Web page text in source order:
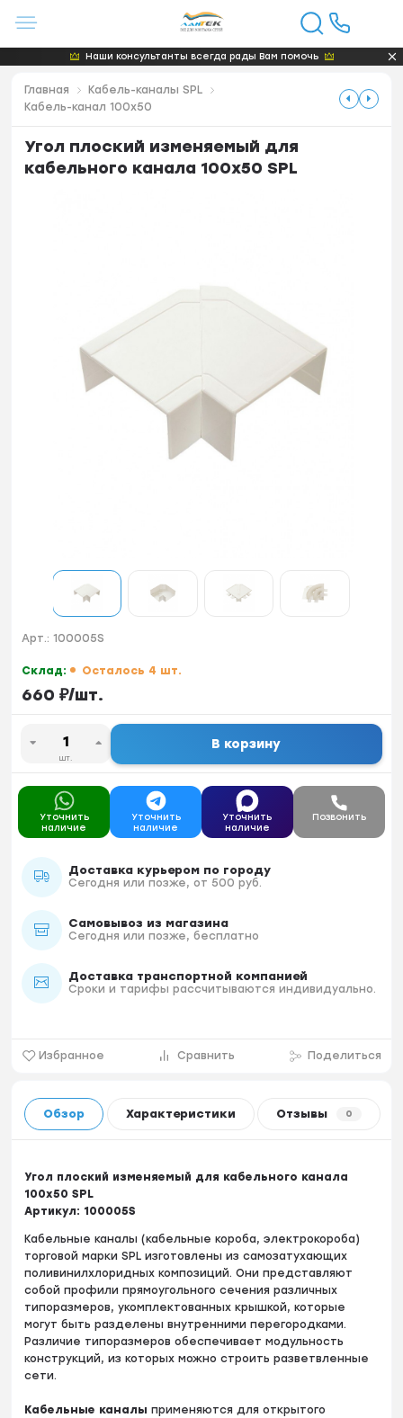
Наши консультанты всегда рады Вам помочь
Главная
Кабель-каналы SPL
Кабель-канал 100x50
Угол плоский изменяемый для
кабельного канала 100х50 SPL
Арт.: 100005S
Склад: Осталось 4 шт.
660 ₽/шт.
шт.
В корзину
Уточнить
наличие
Уточнить
наличие
Уточнить
наличие
Позвонить
Доставка курьером по городу
Сегодня или позже, от 500 руб.
Самовывоз из магазина
Сегодня или позже, бесплатно
Доставка транспортной компанией
Сроки и тарифы рассчитываются индивидуально.
Избранное Сравнить Поделиться
Обзор Характеристики Отзывы 0
Угол плоский изменяемый для кабельного канала
100х50 SPL
Артикул: 100005S
Кабельные каналы (кабельные короба, электрокороба)
торговой марки SPL изготовлены из самозатухающих
поливинилхлоридных композиций. Они представляют
собой профили прямоугольного сечения различных
типоразмеров, укомплектованных крышкой, которые
могут быть разделены внутренними перегородками.
Различие типоразмеров обеспечивает модульность
конструкций, из которых можно строить разветвленные
сети.
Кабельные каналыприменяются для открытого